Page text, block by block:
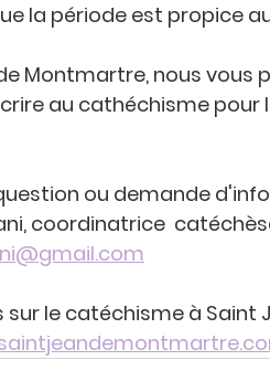
la période est propice
Montmartre, nous vous
au cathéchisme pour
ou demande
coordinatrice
sur le catéchisme à